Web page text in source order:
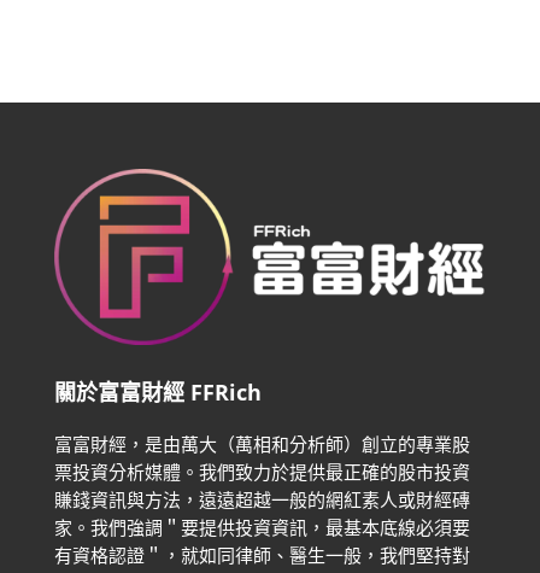
關於富富財經 FFRich
富富財經，是由萬大（萬相和分析師）創立的專業股
票投資分析媒體。我們致力於提供最正確的股市投資
賺錢資訊與方法，遠遠超越一般的網紅素人或財經磚
家。 我們強調＂要提供投資資訊，最基本底線必須要
有資格認證＂，就如同律師、醫生一般，我們堅持對